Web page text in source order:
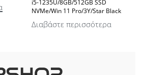
i5-1235U/8GB/512GB SSD
NVMe/Win 11 Pro/3Y/Star Black
Διαβάστε περισσότερα